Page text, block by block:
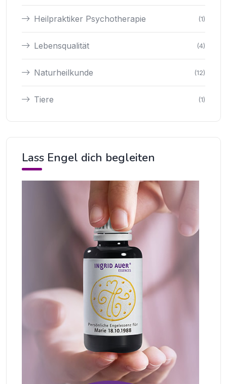
Heilpraktiker Psychotherapie (1)
Lebensqualität (4)
Naturheilkunde (12)
Tiere (1)
Lass Engel dich begleiten